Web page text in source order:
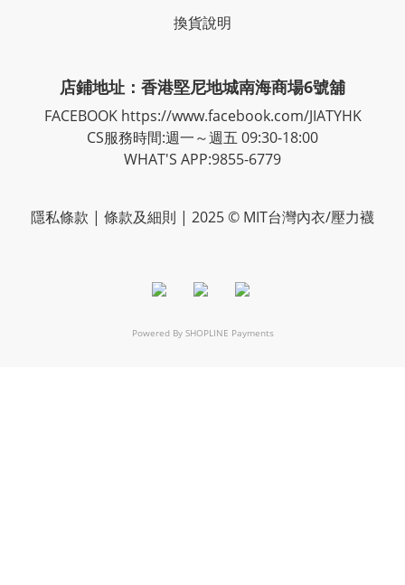
換貨說明
店鋪地址：香港堅尼地城南海商場6號舖
FACEBOOK https://www.facebook.com/JIATYHK
CS服務時間:週一～週五 09:30-18:00
WHAT'S APP:9855-6779
隱私條款 | 條款及細則 | 2025 © MIT台灣內衣/壓力襪
Powered By SHOPLINE Payments